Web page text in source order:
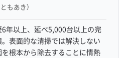
もあき）
年以上、延べ5,000台以上の完
表面的な清掃では解決しない
根本から除去することに情熱